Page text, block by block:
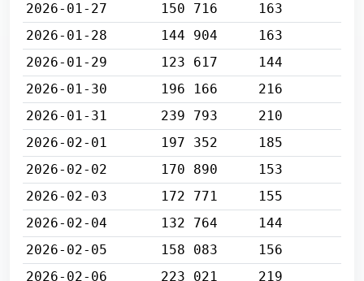
2026-01-27
150 716
163
2026-01-28
144 904
163
2026-01-29
123 617
144
2026-01-30
196 166
216
2026-01-31
239 793
210
2026-02-01
197 352
185
2026-02-02
170 890
153
2026-02-03
172 771
155
2026-02-04
132 764
144
2026-02-05
158 083
156
2026-02-06
223 021
219